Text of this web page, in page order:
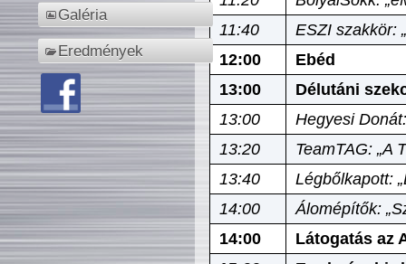
Galéria
Eredmények
11:40
ESZI szakkör:
12:00
Ebéd
13:00
Délutáni
13:00
Hegyesi
13:20
TeamTAG: „A
13:40
Légbőlkapott:
14:00
Álomépítők:
14:00
Látogatás az